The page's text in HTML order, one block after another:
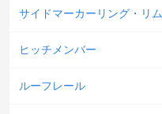
サイドマーカーリング・リム
ヒッチメンバー
ルーフレール